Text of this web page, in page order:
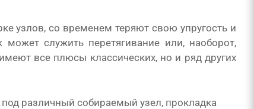
узлов, со временем теряют свою упругость и
служить перетягивание или, наоборот,
все плюсы классических, но и ряд других
различный собираемый узел, прокладка